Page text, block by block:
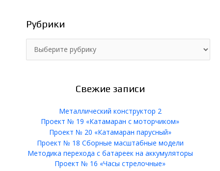
Рубрики
Свежие записи
Металлический конструктор 2
Проект № 19 «Катамаран с моторчиком»
Проект № 20 «Катамаран парусный»
Проект № 18 Сборные масштабные модели
Методика перехода с батареек на аккумуляторы
Проект № 16 «Часы стрелочные»